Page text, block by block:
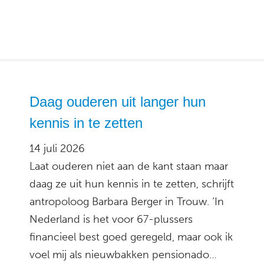
Daag ouderen uit langer hun
kennis in te zetten
14 juli 2026
Laat ouderen niet aan de kant staan maar
daag ze uit hun kennis in te zetten, schrijft
antropoloog Barbara Berger in Trouw. ‘In
Nederland is het voor 67-plussers
financieel best goed geregeld, maar ook ik
voel mij als nieuwbakken pensionado…